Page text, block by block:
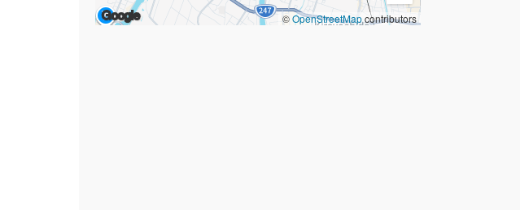
Google ©OpenStreetMapcontributors